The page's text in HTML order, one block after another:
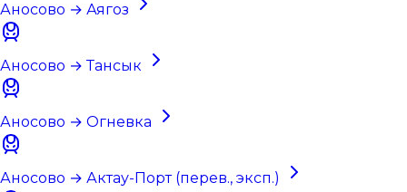
Аносово → Аягоз
Аносово → Тансык
Аносово → Огневка
Аносово → Актау-Порт (перев., эксп.)